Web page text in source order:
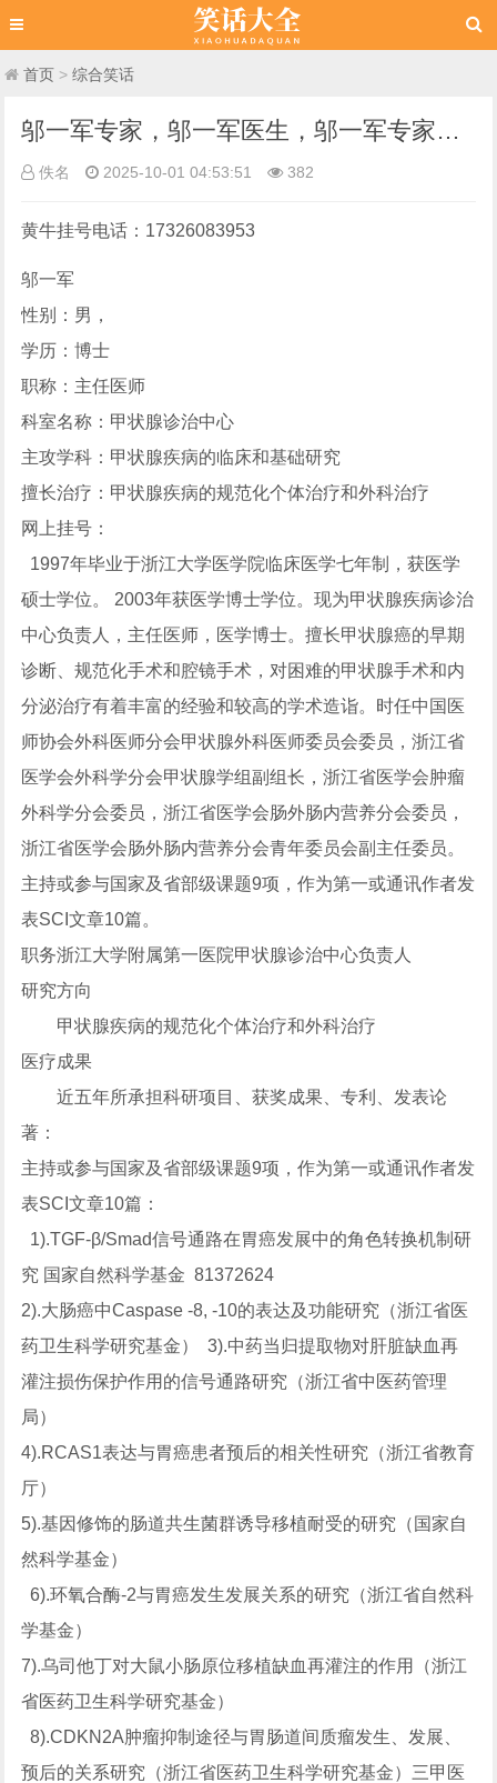
首页 >综合笑话
邬一军专家，邬一军医生，邬一军专家门诊时间，浙一医院甲状腺专家邬一军，浙一医院挂号，浙一医院网上挂号
佚名 2025-10-01 04:53:51 382
黄牛挂号电话：17326083953
邬一军
性别：男，
学历：博士
职称：主任医师
科室名称：甲状腺诊治中心
主攻学科：甲状腺疾病的临床和基础研究
擅长治疗：甲状腺疾病的规范化个体治疗和外科治疗
网上挂号：
1997年毕业于浙江大学医学院临床医学七年制，获医学
硕士学位。 2003年获医学博士学位。现为甲状腺疾病诊治
中心负责人，主任医师，医学博士。擅长甲状腺癌的早期
诊断、规范化手术和腔镜手术，对困难的甲状腺手术和内
分泌治疗有着丰富的经验和较高的学术造诣。时任中国医
师协会外科医师分会甲状腺外科医师委员会委员，浙江省
医学会外科学分会甲状腺学组副组长，浙江省医学会肿瘤
外科学分会委员，浙江省医学会肠外肠内营养分会委员，
浙江省医学会肠外肠内营养分会青年委员会副主任委员。
主持或参与国家及省部级课题9项，作为第一或通讯作者发
表SCI文章10篇。
职务浙江大学附属第一医院甲状腺诊治中心负责人
研究方向
甲状腺疾病的规范化个体治疗和外科治疗
医疗成果
近五年所承担科研项目、获奖成果、专利、发表论
著：
主持或参与国家及省部级课题9项，作为第一或通讯作者发
表SCI文章10篇：
1).TGF-β/Smad信号通路在胃癌发展中的角色转换机制研
究 国家自然科学基金 81372624
2).大肠癌中Caspase -8, -10的表达及功能研究（浙江省医
药卫生科学研究基金） 3).中药当归提取物对肝脏缺血再
灌注损伤保护作用的信号通路研究（浙江省中医药管理
局）
4).RCAS1表达与胃癌患者预后的相关性研究（浙江省教育
厅）
5).基因修饰的肠道共生菌群诱导移植耐受的研究（国家自
然科学基金）
6).环氧合酶-2与胃癌发生发展关系的研究（浙江省自然科
学基金）
7).乌司他丁对大鼠小肠原位移植缺血再灌注的作用（浙江
省医药卫生科学研究基金）
8).CDKN2A肿瘤抑制途径与胃肠道间质瘤发生、发展、
预后的关系研究（浙江省医药卫生科学研究基金）三甲医